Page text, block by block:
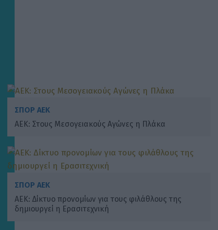
ΣΠΟΡ ΑΕΚ
ΑΕΚ: Στους Μεσογειακούς Αγώνες η Πλάκα
ΣΠΟΡ ΑΕΚ
ΑΕΚ: Δίκτυο προνομίων για τους φιλάθλους της
δημιουργεί η Ερασιτεχνική